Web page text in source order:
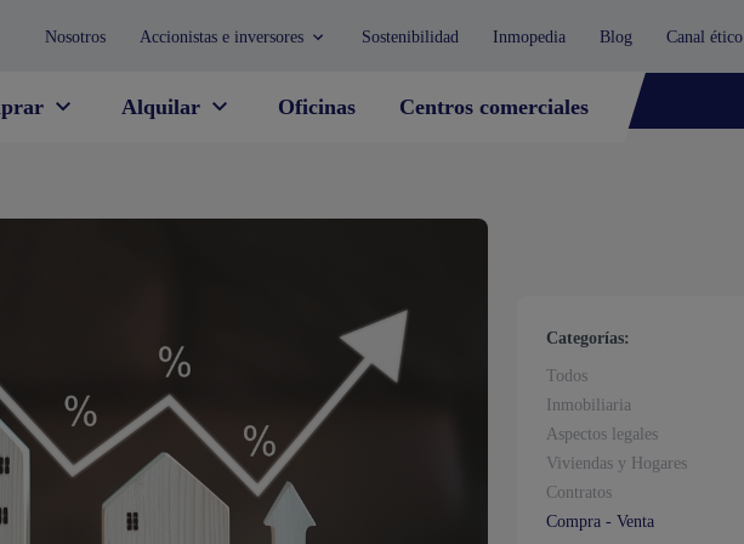
Nosotros Accionistas e inversores Sostenibilidad Inmopedia Blog Canal ético
Alquilar Oficinas Centros comerciales
Categorías:
Todos
Inmobiliaria
Aspectos legales
Viviendas y Hogares
Contratos
Compra - Venta